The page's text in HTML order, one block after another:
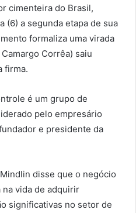
cimenteira do Brasil,
(6) a segunda etapa de sua
formaliza uma virada
Corrêa) saiu
firma.
é um grupo de
pelo empresário
e presidente da
disse que o negócio
vida de adquirir
significativas no setor de